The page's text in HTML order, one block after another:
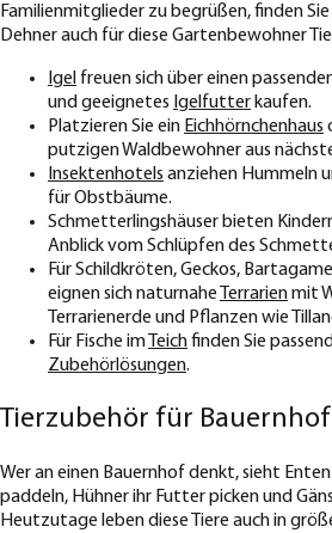
Familienmitglieder zu begrüßen, finden
Dehner auch für diese Gartenbewohner
Igel freuen sich über einen
und geeignetes Igelfutter kaufen.
Platzieren Sie ein Eichhörnchenhaus
putzigen Waldbewohner aus
Insektenhotels anziehen Hummeln
für Obstbäume.
Schmetterlingshäuser bieten
Anblick vom Schlüpfen des
Für Schildkröten, Geckos,
eignen sich naturnahe
Terrarienmit
Terrarienerde und Pflanzen wie
Für Fische im Teichfinden Sie
Zubehörlösungen.
Tierzubehör für
Wer an einen Bauernhof denkt, sieht
paddeln, Hühner ihr Futter picken und
Heutzutage leben diese Tiere auch in